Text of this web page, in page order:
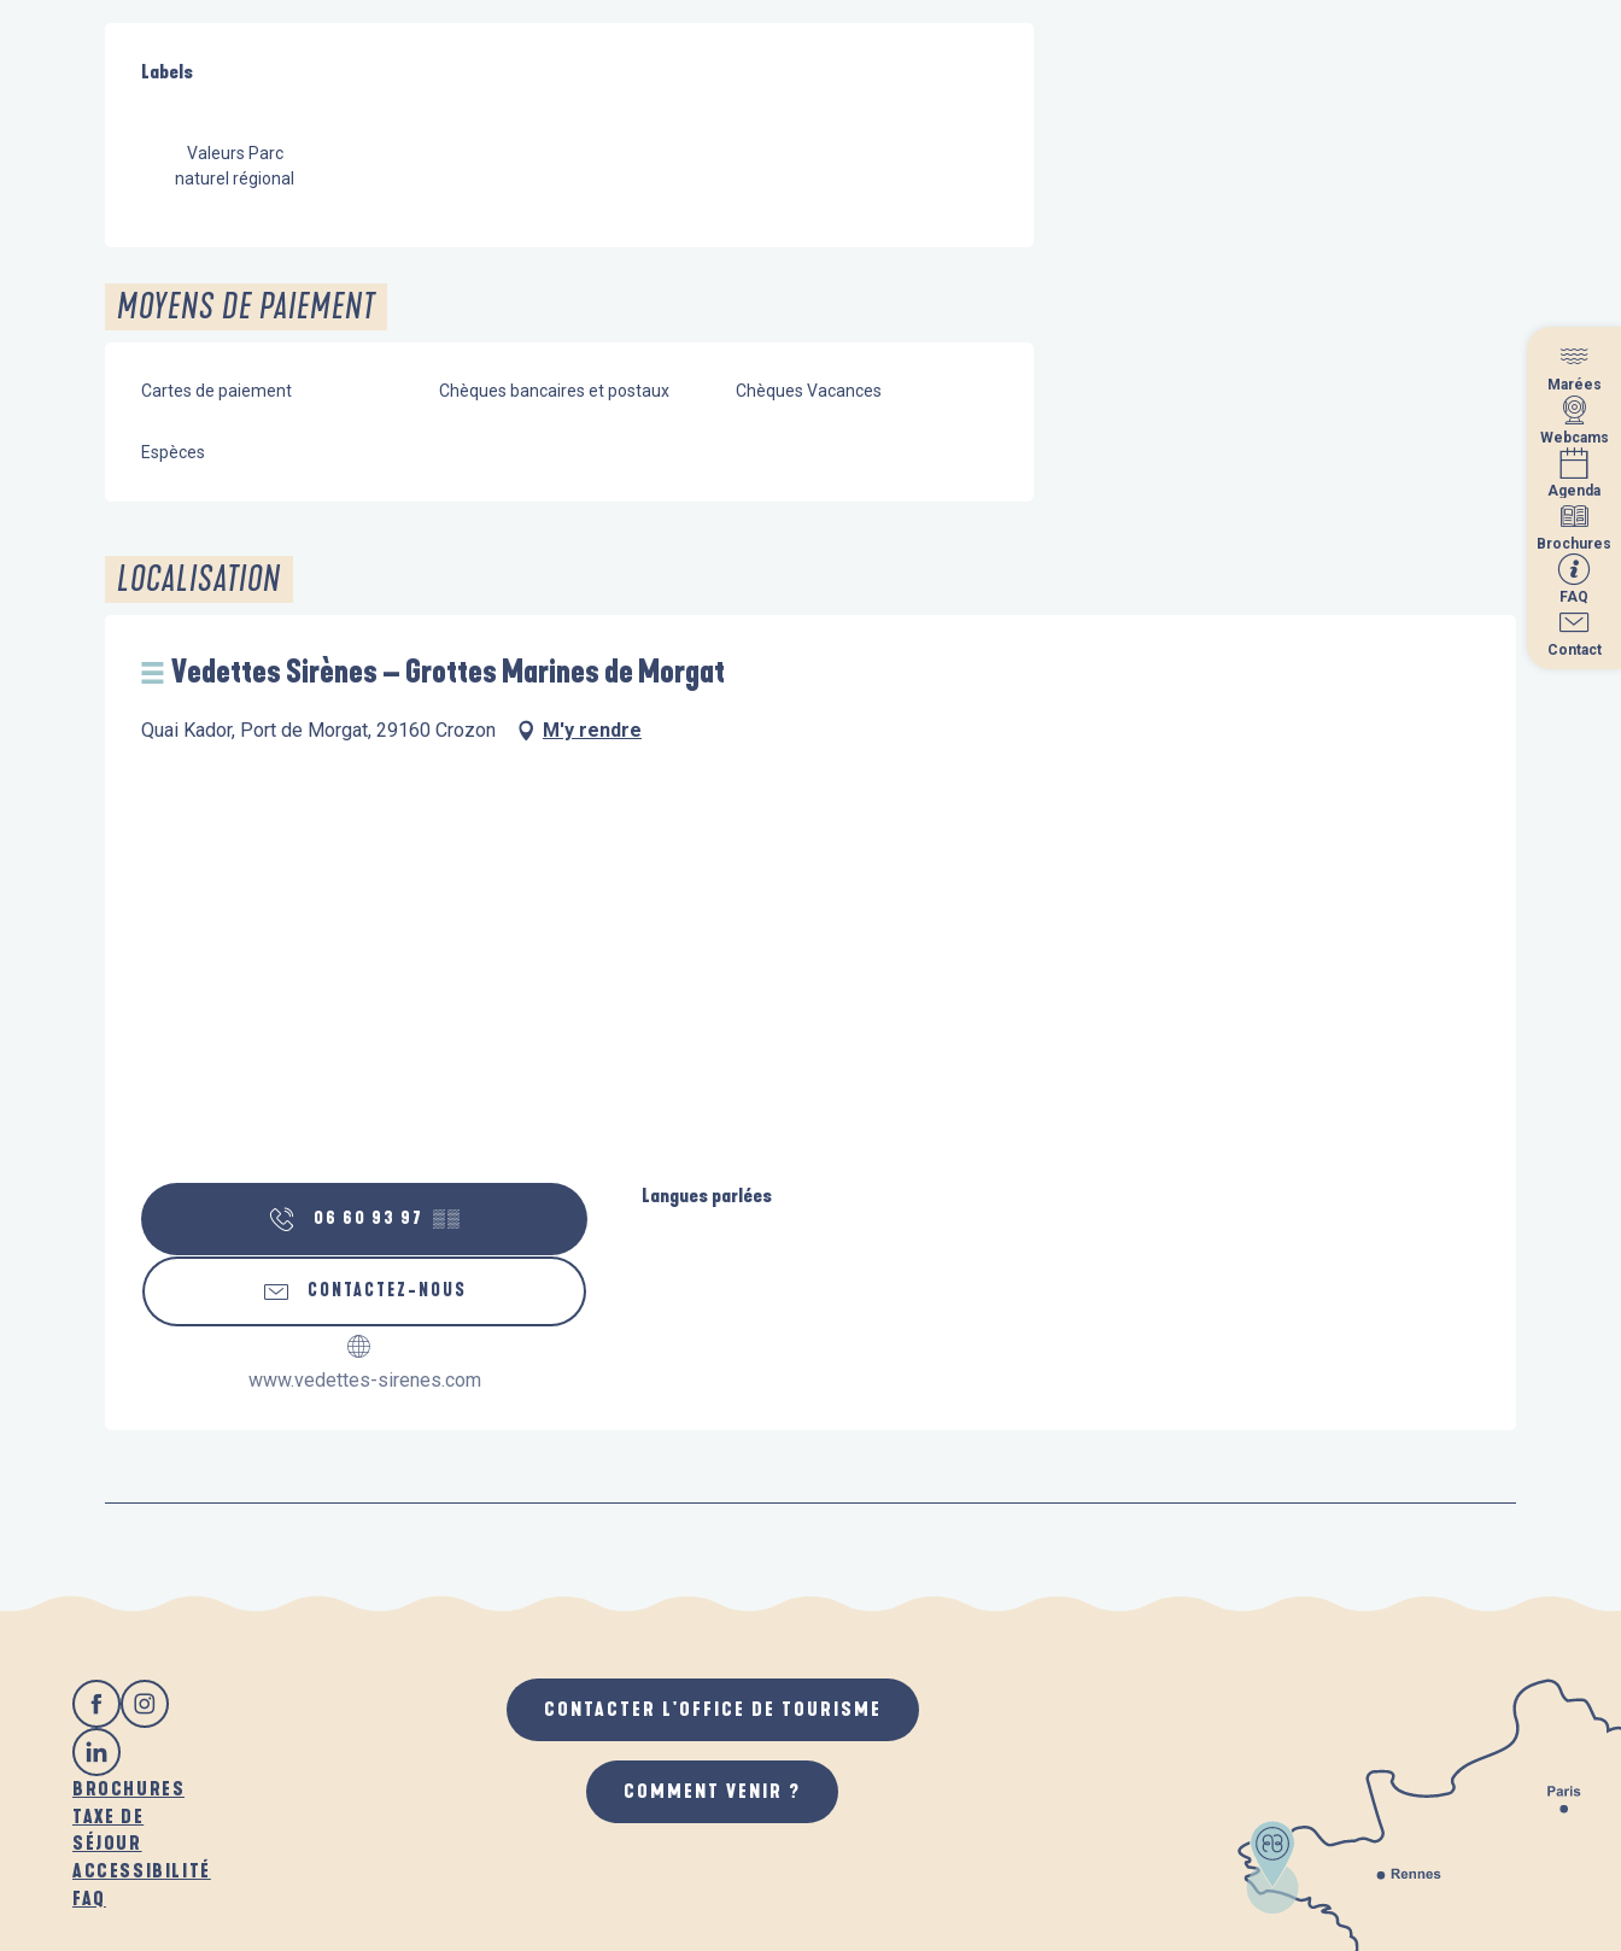
Marées
Webcams
Agenda
Brochures
FAQ
Contact
Offres de prestations
Labels
Labels
Valeurs Parc
naturel régional
MOYENS DE PAIEMENT
Cartes de paiement Chèques bancaires et postaux Chèques Vacances
Espèces
LOCALISATION
Vedettes Sirènes – Grottes Marines de Morgat
Quai Kador, Port de Morgat, 29160 Crozon M'y rendre
06 60 93 97 ▒▒
CONTACTEZ-NOUS
www.vedettes-sirenes.com
Langues parlées
Langues parlées
BROCHURES
TAXE DE
SÉJOUR
ACCESSIBILITÉ
FAQ
CONTACTER L'OFFICE DE TOURISME
COMMENT VENIR ?